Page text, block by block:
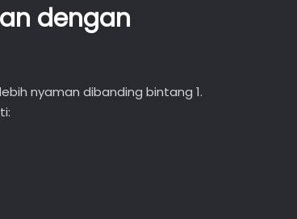
dengan
nyaman dibanding bintang 1.